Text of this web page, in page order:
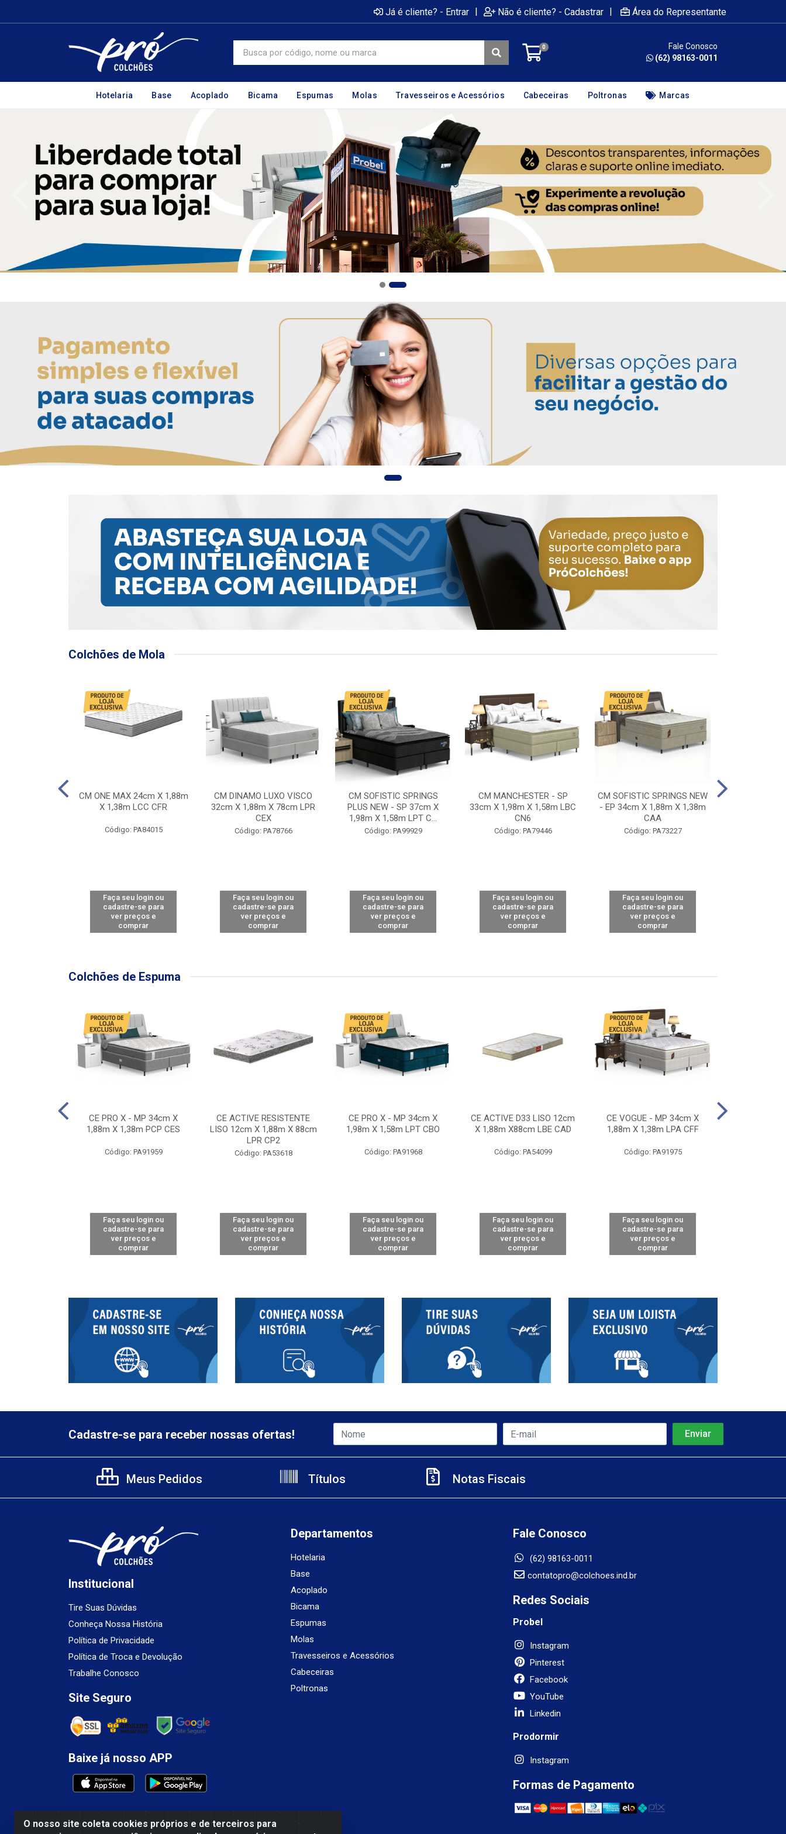
Já é cliente? - Entrar | Não é cliente? - Cadastrar | Área do Representante
0
Fale Conosco
(62) 98163-0011
Hotelaria Base Acoplado Bicama Espumas Molas Travesseiros e Acessórios Cabeceiras Poltronas Marcas
Colchões de Mola
CM ONE MAX 24cm X 1,88m
X 1,38m LCC CFR
Código: PA84015
Faça seu login ou
cadastre-se para
ver preços e
comprar
CM DINAMO LUXO VISCO
32cm X 1,88m X 78cm LPR
CEX
Código: PA78766
Faça seu login ou
cadastre-se para
ver preços e
comprar
CM SOFISTIC SPRINGS
PLUS NEW - SP 37cm X
1,98m X 1,58m LPT C...
Código: PA99929
Faça seu login ou
cadastre-se para
ver preços e
comprar
CM MANCHESTER - SP
33cm X 1,98m X 1,58m LBC
CN6
Código: PA79446
Faça seu login ou
cadastre-se para
ver preços e
comprar
CM SOFISTIC SPRINGS NEW
- EP 34cm X 1,88m X 1,38m
CAA
Código: PA73227
Faça seu login ou
cadastre-se para
ver preços e
comprar
Colchões de Espuma
CE PRO X - MP 34cm X
1,88m X 1,38m PCP CES
Código: PA91959
Faça seu login ou
cadastre-se para
ver preços e
comprar
CE ACTIVE RESISTENTE
LISO 12cm X 1,88m X 88cm
LPR CP2
Código: PA53618
Faça seu login ou
cadastre-se para
ver preços e
comprar
CE PRO X - MP 34cm X
1,98m X 1,58m LPT CBO
Código: PA91968
Faça seu login ou
cadastre-se para
ver preços e
comprar
CE ACTIVE D33 LISO 12cm
X 1,88m X88cm LBE CAD
Código: PA54099
Faça seu login ou
cadastre-se para
ver preços e
comprar
CE VOGUE - MP 34cm X
1,88m X 1,38m LPA CFF
Código: PA91975
Faça seu login ou
cadastre-se para
ver preços e
comprar
O nosso site coleta cookies próprios e de terceiros para
Cadastre-se para receber nossas ofertas!
Meus Pedidos Títulos Notas Fiscais
Institucional
Tire Suas Dúvidas
Conheça Nossa História
Política de Privacidade
Política de Troca e Devolução
Trabalhe Conosco
Site Seguro
Baixe já nosso APP
Departamentos
Hotelaria
Base
Acoplado
Bicama
Espumas
Molas
Travesseiros e Acessórios
Cabeceiras
Poltronas
Fale Conosco
(62) 98163-0011
contatopro@colchoes.ind.br
Redes Sociais
Probel
Instagram
Pinterest
Facebook
YouTube
Linkedin
Prodormir
Instagram
Formas de Pagamento